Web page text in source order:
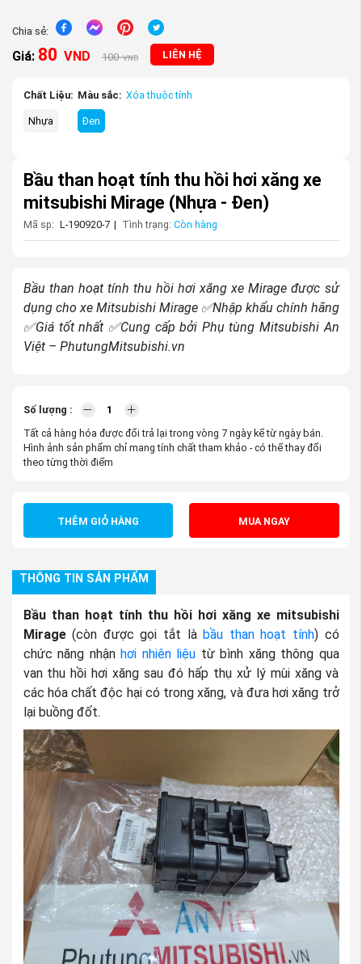
Chia sẻ:
Giá: 80 VND 100 VND LIÊN HỆ
Chất Liệu:
Nhựa
Màu sắc:
Đen
Xóa thuộc tính
Bầu than hoạt tính thu hồi hơi xăng xe
mitsubishi Mirage (Nhựa - Đen)
Mã sp: L-190920-7 | Tình trạng: Còn hàng
Bầu than hoạt tính thu hồi hơi xăng xe Mirage được sử
dụng cho xe Mitsubishi Mirage ✅Nhập khẩu chính hãng
✅Giá tốt nhất ✅Cung cấp bởi Phụ tùng Mitsubishi An
Việt – PhutungMitsubishi.vn
Số lượng :
Tất cả hàng hóa được đổi trả lại trong vòng 7 ngày kể từ ngày bán.
Hình ảnh sản phẩm chỉ mang tính chất tham khảo - có thể thay đổi
theo từng thời điểm
THÊM GIỎ HÀNG MUA NGAY
THÔNG TIN SẢN PHẨM
Bầu than hoạt tính thu hồi hơi xăng xe mitsubishi
Mirage(còn được gọi tắt làbầu than hoạt tính) có
chức năng nhận hơi nhiên liệu từ bình xăng thông qua
van thu hồi hơi xăng sau đó hấp thụ xử lý mùi xăng và
các hóa chất độc hại có trong xăng, và đưa hơi xăng trở
lại buồng đốt.